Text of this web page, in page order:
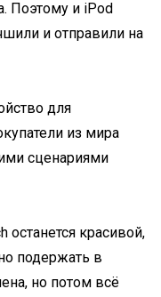
Поэтому и iPod
и отправили на
для
из мира
сценариями
красивой,
подержать в
но потом всё